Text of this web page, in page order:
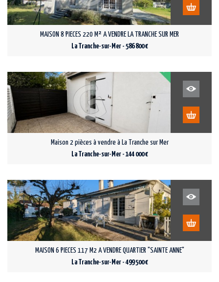
MAISON 8 PIECES 220 M² A VENDRE LA TRANCHE SUR MER
La Tranche-sur-Mer - 586 800 €
Maison 2 pièces à vendre à La Tranche sur Mer
La Tranche-sur-Mer - 144 000 €
MAISON 6 PIECES 117 M2 A VENDRE QUARTIER "SAINTE ANNE"
La Tranche-sur-Mer - 499 500 €